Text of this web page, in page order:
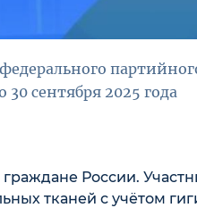
30 сентября 2025 года
России.
тканей с учётом